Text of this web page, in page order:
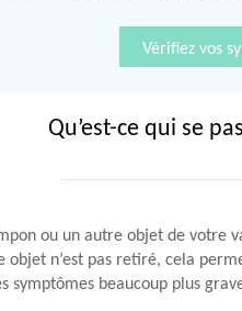
Vérifiez vos
Qu’est-ce qui se
ou un autre objet de votre
objet n’est pas retiré, cela
symptômes beaucoup plus